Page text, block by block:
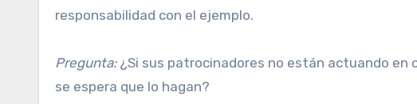
responsabilidad con el ejemplo.
Pregunta:¿Si sus patrocinadores no están actuando en
se espera que lo hagan?